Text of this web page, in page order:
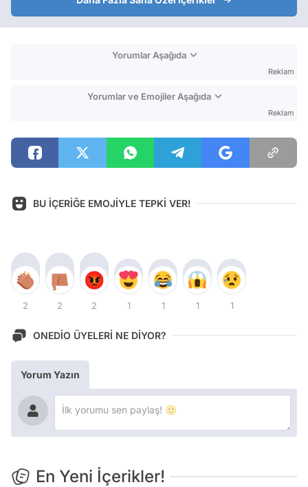
Yorumlar Aşağıda
Reklam
Yorumlar ve Emojiler Aşağıda
Reklam
BU İÇERİĞE EMOJİYLE TEPKİ VER!
2 2 2 1 1 1 1
ONEDİO ÜYELERİ NE DİYOR?
Yorum Yazın
En Yeni İçerikler!